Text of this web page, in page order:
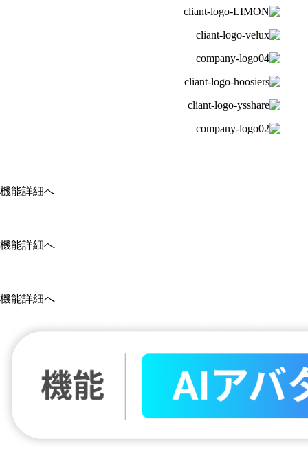
機能詳細へ
機能詳細へ
機能詳細へ